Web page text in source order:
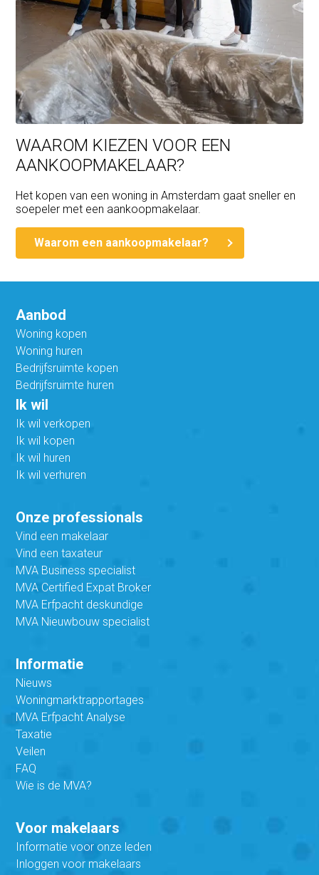
WAAROM KIEZEN VOOR EEN
AANKOOPMAKELAAR?
Het kopen van een woning in Amsterdam gaat sneller en
soepeler met een aankoopmakelaar.
Waarom een aankoopmakelaar?
Aanbod
Woning kopen
Woning huren
Bedrijfsruimte kopen
Bedrijfsruimte huren
Ik wil
Ik wil verkopen
Ik wil kopen
Ik wil huren
Ik wil verhuren
Onze professionals
Vind een makelaar
Vind een taxateur
MVA Business specialist
MVA Certified Expat Broker
MVA Erfpacht deskundige
MVA Nieuwbouw specialist
Informatie
Nieuws
Woningmarktrapportages
MVA Erfpacht Analyse
Taxatie
Veilen
FAQ
Wie is de MVA?
Voor makelaars
Informatie voor onze leden
Inloggen voor makelaars